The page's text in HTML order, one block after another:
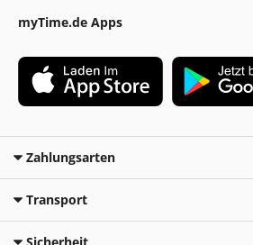
myTime.de Apps
Zahlungsarten
Transport
Sicherheit